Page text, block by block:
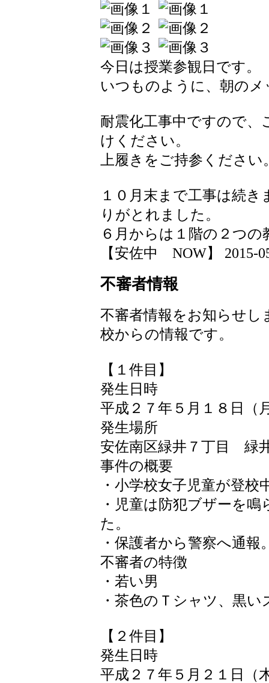
今日は授業参観日です。
いつものように、朝の
耐震化工事中ですので、
けください。
上履きをご持参ください
１０月末まで工事は続
りがとれました。
６月からは１階の２つ
【安佐中 NOW】 2015-
不審者情報
不審者情報をお知らせし
校からの情報です。
【１件目】
発生日時
平成２７年５月１８日（
発生場所
安佐南区緑井７丁目 緑
事件の概要
・小学校女子児童が登
・児童は防犯ブザーを
た。
・保護者から警察へ通報
不審者の特徴
・若い男
・茶色のＴシャツ、黒い
【２件目】
発生日時
平成２７年５月２１日（